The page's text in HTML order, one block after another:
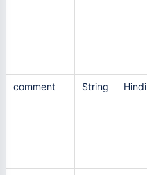
comment String Hindi